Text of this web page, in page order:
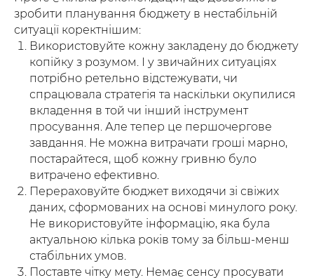
зробити планування бюджету в нестабільній
ситуації коректнішим:
Використовуйте кожну закладену до бюджету
копійку з розумом. І у звичайних ситуаціях
потрібно ретельно відстежувати, чи
спрацювала стратегія та наскільки окупилися
вкладення в той чи інший інструмент
просування. Але тепер це першочергове
завдання. Не можна витрачати гроші марно,
постарайтеся, щоб кожну гривню було
витрачено ефективно.
Перераховуйте бюджет виходячи зі свіжих
даних, сформованих на основі минулого року.
Не використовуйте інформацію, яка була
актуальною кілька років тому за більш-менш
стабільних умов.
Поставте чітку мету. Немає сенсу просувати